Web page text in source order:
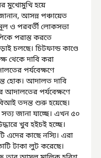
মুখোমুখি হয়ে
আসন্ন পঞ্চায়েত
ও পরবর্তী লোকসভা
পরাস্ত করতে
চলছে। চিটফান্ড কাণ্ডে
থেকে দাবি করা
পর্যবেক্ষণে
হোক। আদালত দাবি
আদালতের পর্যবেক্ষণে
তদন্ত শুরু হয়েছে।
জানা যাচ্ছে। এখন ৫০
খুব হইচই হচ্ছে।
এদের কাছে নস্যি। এরা
টাকা লুট করেছে।